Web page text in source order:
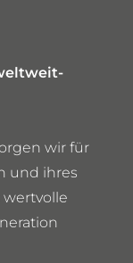
wir für
und ihres
wertvolle